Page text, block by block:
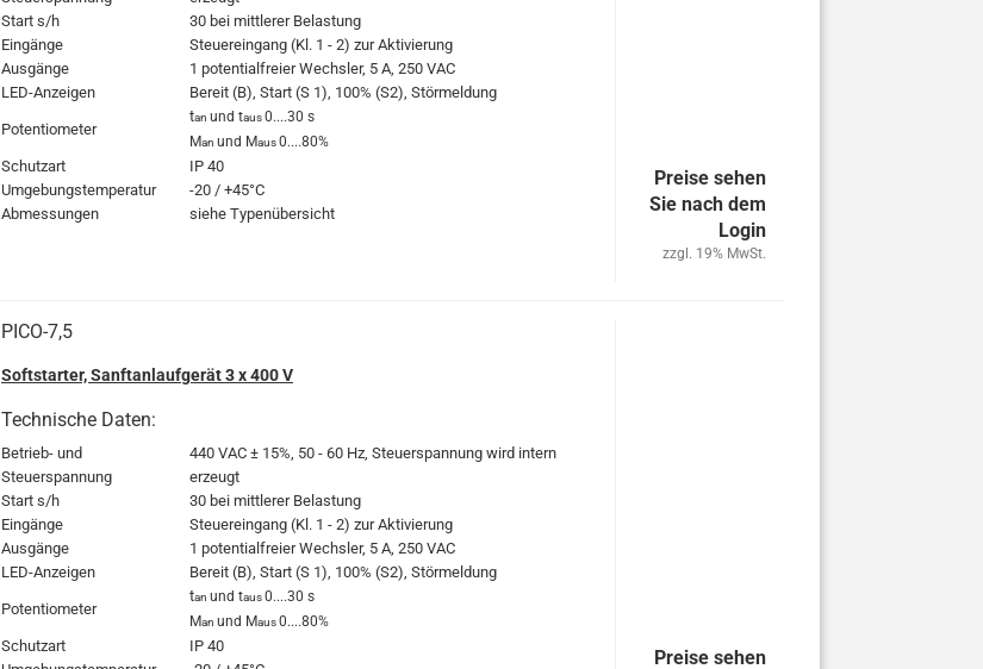
Start s/h
30 bei mittlerer Belastung
Eingänge
Steuereingang (Kl. 1 - 2) zur Aktivierung
Ausgänge
1 potentialfreier Wechsler, 5 A, 250 VAC
LED-Anzeigen
Bereit (B), Start (S 1), 100% (S2), Störmeldung
Potentiometer
tan und taus0....30 s
Man und Maus0....80%
Schutzart
IP 40
Umgebungstemperatur
-20 / +45°C
Abmessungen
siehe Typenübersicht
Preise sehen
Sie nach dem
Login
zzgl. 19% MwSt.
PICO-7,5
Softstarter, Sanftanlaufgerät 3 x 400 V
Technische Daten:
Betrieb- und
Steuerspannung
440 VAC ± 15%, 50 - 60 Hz, Steuerspannung wird intern
erzeugt
Start s/h
30 bei mittlerer Belastung
Eingänge
Steuereingang (Kl. 1 - 2) zur Aktivierung
Ausgänge
1 potentialfreier Wechsler, 5 A, 250 VAC
LED-Anzeigen
Bereit (B), Start (S 1), 100% (S2), Störmeldung
Potentiometer
tan und taus0....30 s
Man und Maus0....80%
Schutzart
IP 40
Preise sehen